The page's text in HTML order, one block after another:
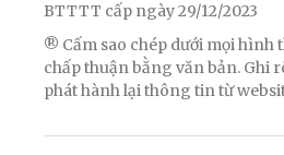
BTTTT cấp ngày 29/12/2023
® Cấm sao chép dưới mọi hình
chấp thuận bằng văn bản. Ghi
phát hành lại thông tin từ